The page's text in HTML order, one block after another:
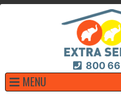
800
MENU